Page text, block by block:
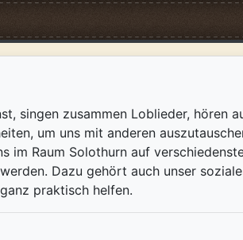
singen zusammen Loblieder, hören
um uns mit anderen
im Raum Solothurn auf
Dazu gehört auch unser
praktisch helfen.